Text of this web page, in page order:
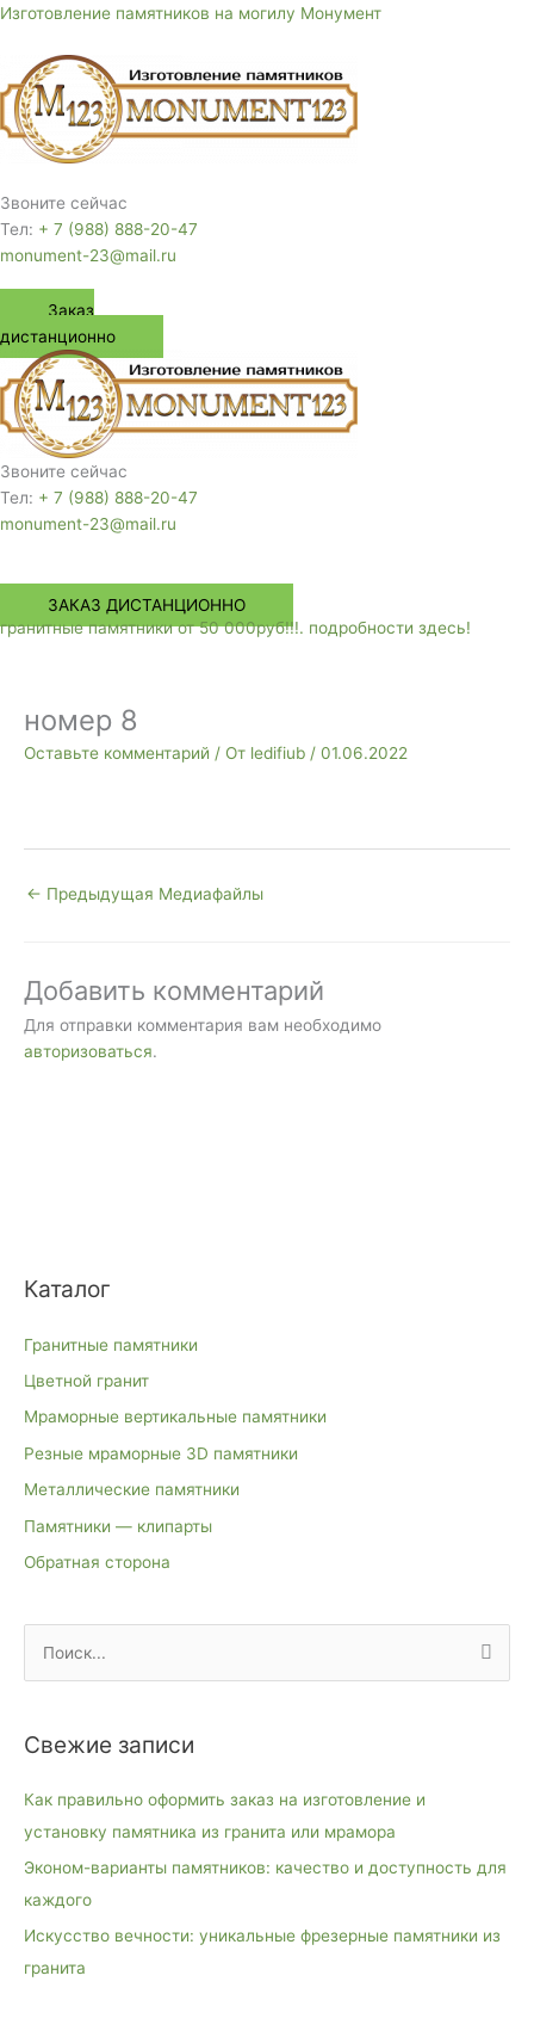
Перейти
содержимому
Изготовление памятников на могилу Монумент
Звоните сейчас
Тел: + 7 (988) 888-20-47
monument-23@mail.ru
Заказ
дистанционно
Звоните сейчас
Тел: + 7 (988) 888-20-47
monument-23@mail.ru
Меню
ЗАКАЗ ДИСТАНЦИОННО
гранитные памятники от 50 000руб!!!. подробности здесь!
Каталог
Гранитные памятники
Цветной гранит
Мраморные вертикальные памятники
Резные мраморные 3D памятники
Металлические памятники
Памятники — клипарты
Обратная сторона
с
Свежие записи
Как правильно оформить заказ на изготовление и
установку памятника из гранита или мрамора
Эконом-варианты памятников: качество и доступность для
каждого
Искусство вечности: уникальные фрезерные памятники из
гранита
номер 8
Оставьте комментарий / От ledifiub / 01.06.2022
← Предыдущая Медиафайлы
Добавить комментарий
Для отправки комментария вам необходимо
авторизоваться.